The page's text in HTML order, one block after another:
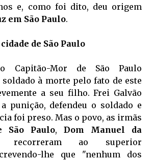
e, como foi dito, deu origem
em São Paulo.
de São Paulo
Capitão-Mor de São Paulo
à morte pelo fato de este
a seu filho. Frei Galvão
punição, defendeu o soldado e
foi preso. Mas o povo, as irmãs
São Paulo, Dom Manuel da
recorreram ao superior
lhe que "nenhum dos